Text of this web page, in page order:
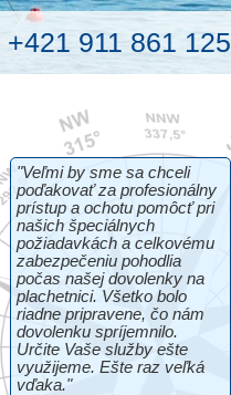
+421 911 861 125
"Veľmi by sme sa chceli
poďakovať za profesionálny
prístup a ochotu pomôcť pri
našich špeciálnych
požiadavkách a celkovému
zabezpečeniu pohodlia
počas našej dovolenky na
plachetnici. Všetko bolo
riadne pripravene, čo nám
dovolenku spríjemnilo.
Určite Vaše služby ešte
využijeme. Ešte raz veľká
vďaka."